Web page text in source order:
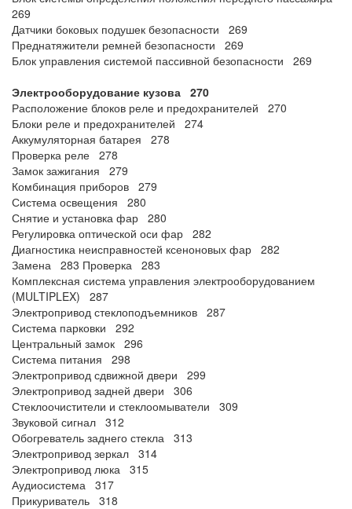
269
Датчики боковых подушек безопасности 269
Преднатяжители ремней безопасности 269
Блок управления системой пассивной безопасности 269
Электрооборудование кузова 270
Расположение блоков реле и предохранителей 270
Блоки реле и предохранителей 274
Аккумуляторная батарея 278
Проверка реле 278
Замок зажигания 279
Комбинация приборов 279
Система освещения 280
Снятие и установка фар 280
Регулировка оптической оси фар 282
Диагностика неисправностей ксеноновых фар 282
Замена 283 Проверка 283
Комплексная система управления электрооборудованием
(MULTIPLEX) 287
Электропривод стеклоподъемников 287
Система парковки 292
Центральный замок 296
Система питания 298
Электропривод сдвижной двери 299
Электропривод задней двери 306
Стеклоочистители и стеклоомыватели 309
Звуковой сигнал 312
Обогреватель заднего стекла 313
Электропривод зеркал 314
Электропривод люка 315
Аудиосистема 317
Прикуриватель 318